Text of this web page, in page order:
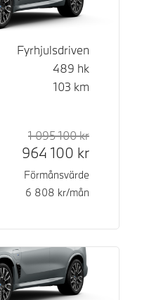
Fyrhjulsdriven
489 hk
103 km
Rek. ord
1 095 100kr
964 100 kr
Förmånsvärde
6 808 kr/mån